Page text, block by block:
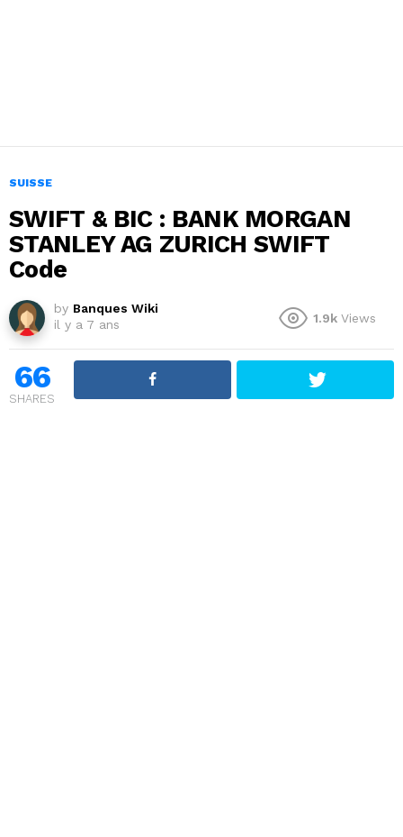
SUISSE
SWIFT & BIC : BANK MORGAN
STANLEY AG ZURICH SWIFT
Code
by Banques Wiki
il y a 7 ans
1.9k Views
66
SHARES